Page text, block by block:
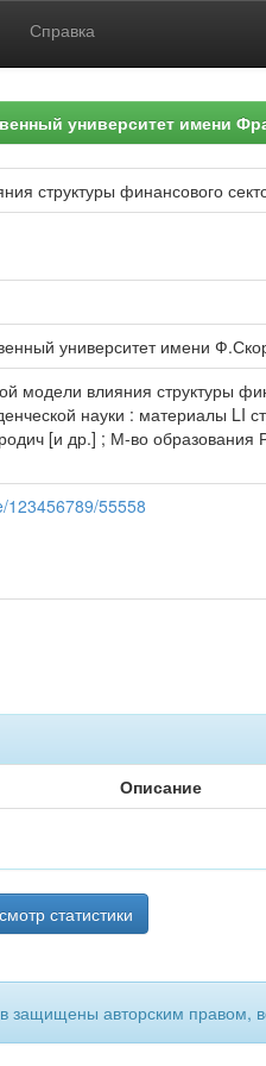
Справка
университет имени
структуры финансового
университет имени
модели влияния структуры
науки : материалы LI
[и др.] ; М-во
123456789/55558
Описание
статистики
защищены авторским правом,